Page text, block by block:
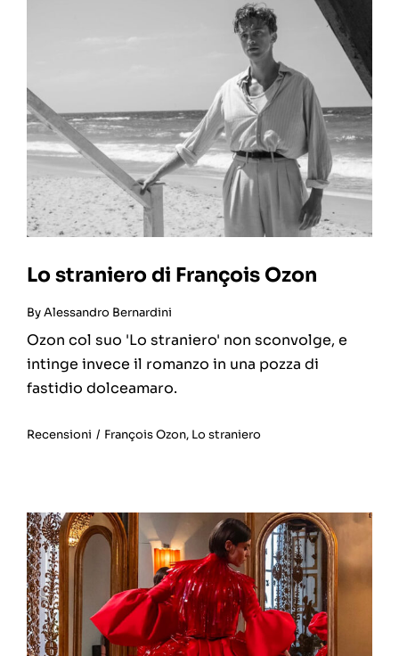
Lo straniero di François Ozon
ByAlessandro Bernardini
Ozon col suo 'Lo straniero' non sconvolge, e
intinge invece il romanzo in una pozza di
fastidio dolceamaro.
Recensioni / François Ozon, Lo straniero